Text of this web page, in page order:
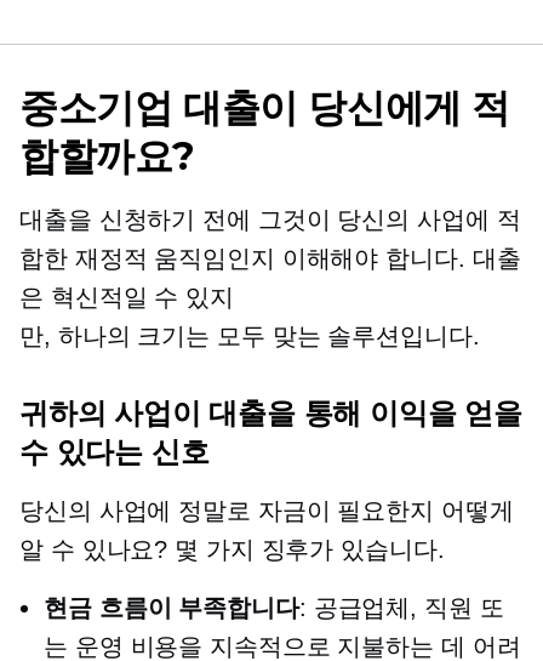
중소기업 대출이 당신에게 적
합할까요?
대출을 신청하기 전에 그것이 당신의 사업에 적
합한 재정적 움직임인지 이해해야 합니다. 대출
은 혁신적일 수 있지
만, 하나의 크기는 모두 맞는 솔루션입니다.
귀하의 사업이 대출을 통해 이익을 얻을
수 있다는 신호
당신의 사업에 정말로 자금이 필요한지 어떻게
알 수 있나요? 몇 가지 징후가 있습니다.
현금 흐름이 부족합니다: 공급업체, 직원 또
는 운영 비용을 지속적으로 지불하는 데 어려